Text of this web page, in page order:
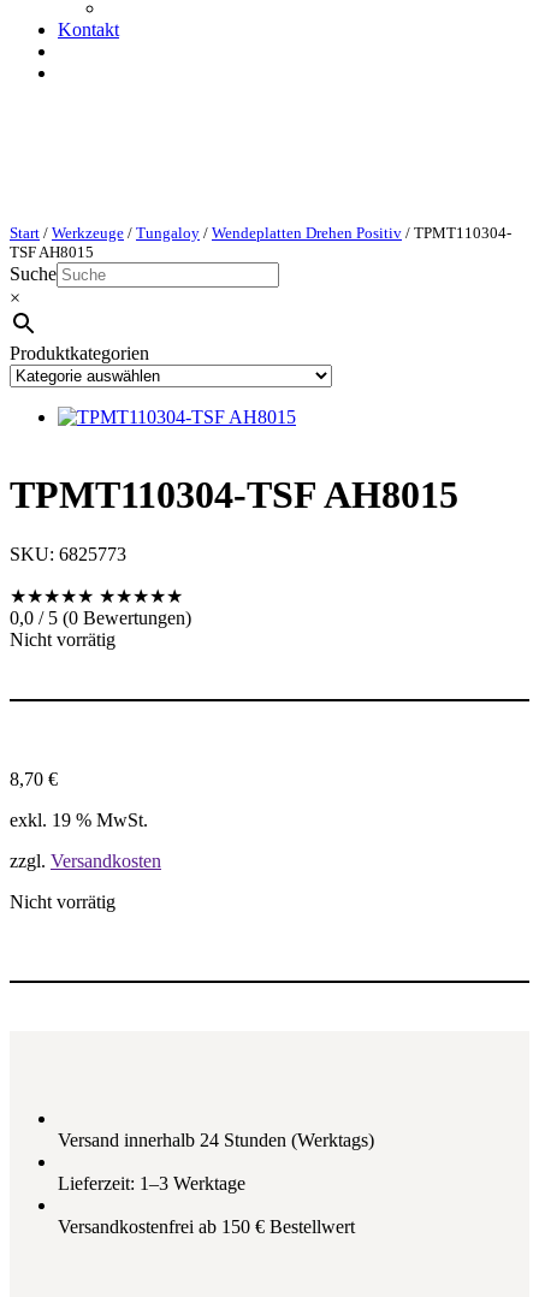
Kontakt
Start / Werkzeuge / Tungaloy / Wendeplatten Drehen Positiv / TPMT110304-
TSF AH8015
Suche
×
Produktkategorien
TPMT110304-TSF AH8015
SKU: 6825773
★★★★★ ★★★★★
0,0 / 5 (0 Bewertungen)
Nicht vorrätig
8,70 €
exkl. 19 % MwSt.
zzgl. Versandkosten
Nicht vorrätig
Versand innerhalb 24 Stunden (Werktags)
Lieferzeit: 1–3 Werktage
Versandkostenfrei ab 150 € Bestellwert